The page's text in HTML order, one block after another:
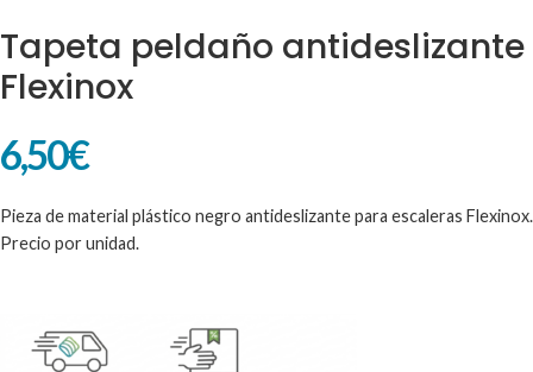
Tapeta peldaño antideslizante
Flexinox
6,50€
Pieza de material plástico negro antideslizante para escaleras Flexinox.
Precio por unidad.